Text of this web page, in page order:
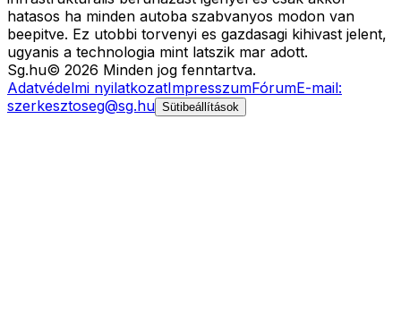
hatasos ha minden autoba szabvanyos modon van
beepitve. Ez utobbi torvenyi es gazdasagi kihivast jelent,
ugyanis a technologia mint latszik mar adott.
Sg.hu© 2026 Minden jog fenntartva.
Adatvédelmi nyilatkozatImpresszumFórumE-mail:
szerkesztoseg@sg.hu Sütibeállítások